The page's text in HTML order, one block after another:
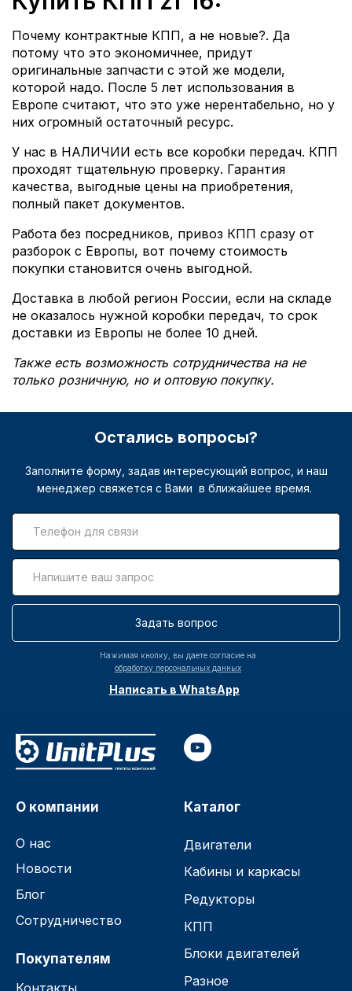
Почему контрактные КПП, а не новые?. Да
потому что это экономичнее, придут
оригинальные запчасти с этой же модели,
которой надо. После 5 лет использования в
Европе считают, что это уже нерентабельно, но у
них огромный остаточный ресурс.
У нас в НАЛИЧИИ есть все коробки передач. КПП
проходят тщательную проверку. Гарантия
качества, выгодные цены на приобретения,
полный пакет документов.
Работа без посредников, привоз КПП сразу от
разборок с Европы, вот почему стоимость
покупки становится очень выгодной.
Доставка в любой регион России, если на складе
не оказалось нужной коробки передач, то срок
доставки из Европы не более 10 дней.
Также есть возможность сотрудничества на не
только розничную, но и оптовую покупку.
Остались вопросы?
Заполните форму, задав интересующий вопрос, и наш
менеджер свяжется с Вами в ближайшее время.
Задать вопрос
Нажимая кнопку, вы даете согласие на
обработку персональных данных
Написать в WhatsApp
О компании
О нас
Новости
Блог
Сотрудничество
Покупателям
Каталог
Двигатели
Кабины и каркасы
Редукторы
КПП
Блоки двигателей
Разное